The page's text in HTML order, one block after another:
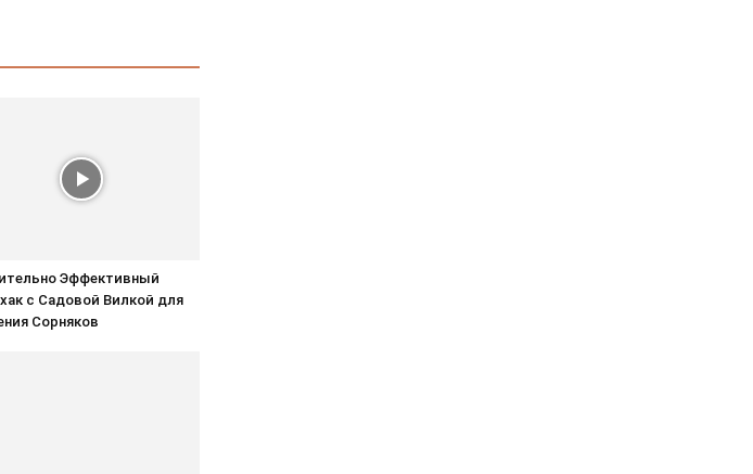
Эффективный
с Садовой Вилкой для
Сорняков